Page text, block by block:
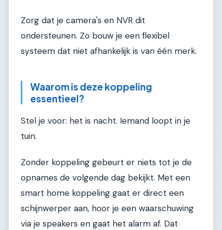
Zorg dat je camera's en NVR dit
ondersteunen. Zo bouw je een flexibel
systeem dat niet afhankelijk is van één merk.
Waarom is deze koppeling
essentieel?
Stel je voor: het is nacht. Iemand loopt in je
tuin.
Zonder koppeling gebeurt er niets tot je de
opnames de volgende dag bekijkt. Met een
smart home koppeling gaat er direct een
schijnwerper aan, hoor je een waarschuwing
via je speakers en gaat het alarm af. Dat